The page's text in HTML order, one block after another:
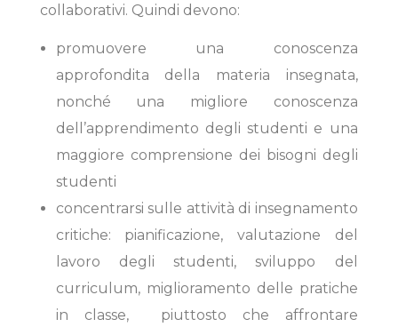
collaborativi. Quindi devono:
promuovere una conoscenza
approfondita della materia insegnata,
nonché una migliore conoscenza
dell’apprendimento degli studenti e una
maggiore comprensione dei bisogni degli
studenti
concentrarsi sulle attività di insegnamento
critiche: pianificazione, valutazione del
lavoro degli studenti, sviluppo del
curriculum, miglioramento delle pratiche
in classe, piuttosto che affrontare